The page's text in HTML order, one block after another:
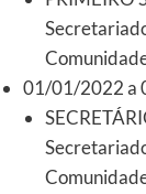
01/01/2022 a